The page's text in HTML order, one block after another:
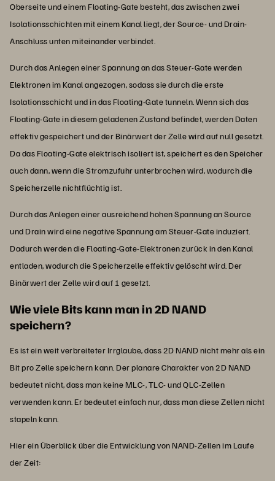
Oberseite und einem Floating-Gate besteht, das zwischen zwei
Isolationsschichten mit einem Kanal liegt, der Source- und Drain-
Anschluss unten miteinander verbindet.
Durch das Anlegen einer Spannung an das Steuer-Gate werden
Elektronen im Kanal angezogen, sodass sie durch die erste
Isolationsschicht und in das Floating-Gate tunneln. Wenn sich das
Floating-Gate in diesem geladenen Zustand befindet, werden Daten
effektiv gespeichert und der Binärwert der Zelle wird auf null gesetzt.
Da das Floating-Gate elektrisch isoliert ist, speichert es den Speicher
auch dann, wenn die Stromzufuhr unterbrochen wird, wodurch die
Speicherzelle nichtflüchtig ist.
Durch das Anlegen einer ausreichend hohen Spannung an Source
und Drain wird eine negative Spannung am Steuer-Gate induziert.
Dadurch werden die Floating-Gate-Elektronen zurück in den Kanal
entladen, wodurch die Speicherzelle effektiv gelöscht wird. Der
Binärwert der Zelle wird auf 1 gesetzt.
Wie viele Bits kann man in 2D NAND
speichern?
Es ist ein weit verbreiteter Irrglaube, dass 2D NAND nicht mehr als ein
Bit pro Zelle speichern kann. Der planare Charakter von 2D NAND
bedeutet nicht, dass man keine MLC-, TLC- und QLC-Zellen
verwenden kann. Er bedeutet einfach nur, dass man diese Zellen nicht
stapeln kann.
Hier ein Überblick über die Entwicklung von NAND-Zellen im Laufe
der Zeit: